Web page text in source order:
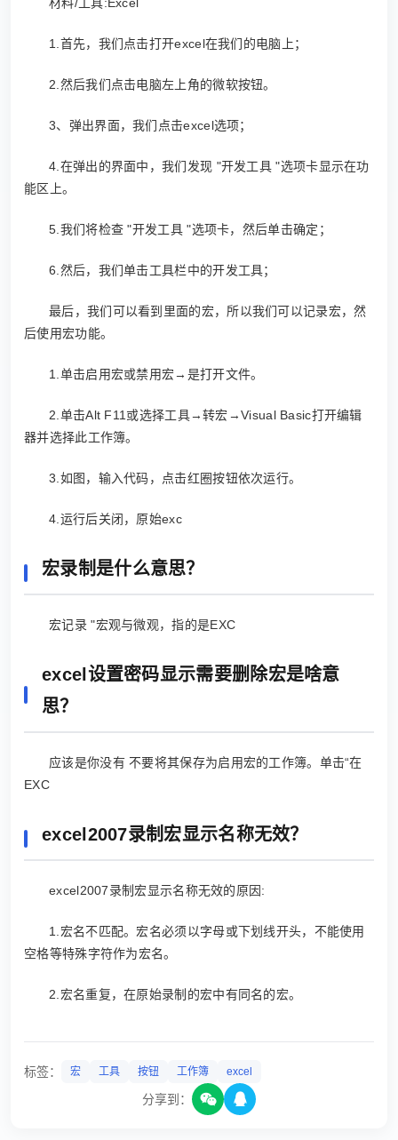
1.首先，我们点击打开excel在我们的电脑上；
2.然后我们点击电脑左上角的微软按钮。
3、弹出界面，我们点击excel选项；
4.在弹出的界面中，我们发现 "开发工具 "选项卡显示在功
能区上。
5.我们将检查 "开发工具 "选项卡，然后单击确定；
6.然后，我们单击工具栏中的开发工具；
最后，我们可以看到里面的宏，所以我们可以记录宏，然
后使用宏功能。
1.单击启用宏或禁用宏→是打开文件。
2.单击Alt F11或选择工具→转宏→Visual Basic打开编辑
器并选择此工作簿。
3.如图，输入代码，点击红圈按钮依次运行。
4.运行后关闭，原始exc
宏录制是什么意思？
宏记录 "宏观与微观，指的是EXC
excel设置密码显示需要删除宏是啥意
思？
应该是你没有 不要将其保存为启用宏的工作簿。单击“在
EXC
excel2007录制宏显示名称无效？
excel2007录制宏显示名称无效的原因:
1.宏名不匹配。宏名必须以字母或下划线开头，不能使用
空格等特殊字符作为宏名。
2.宏名重复，在原始录制的宏中有同名的宏。
标签： 宏 工具 按钮 工作簿 excel
分享到：